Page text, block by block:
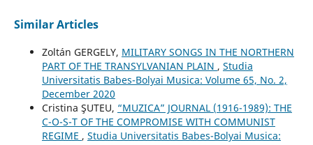
Similar Articles
Zoltán GERGELY, MILITARY SONGS IN THE NORTHERN
PART OF THE TRANSYLVANIAN PLAIN , Studia
Universitatis Babes-Bolyai Musica: Volume 65, No. 2,
December 2020
Cristina ŞUTEU, “MUZICA” JOURNAL (1916-1989): THE
C-O-S-T OF THE COMPROMISE WITH COMMUNIST
REGIME , Studia Universitatis Babes-Bolyai Musica: